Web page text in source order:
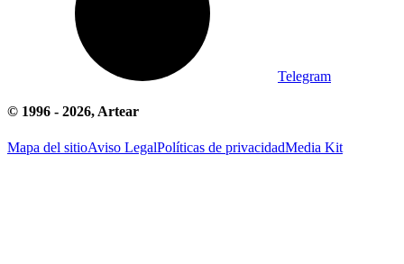
Telegram
© 1996 - 2026, Artear
Mapa del sitioAviso LegalPolíticas de privacidadMedia Kit